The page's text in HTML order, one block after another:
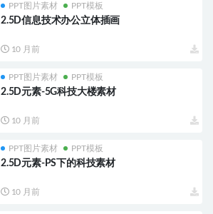
PPT图片素材 PPT模板
2.5D信息技术办公立体插画
10 月前
PPT图片素材 PPT模板
2.5D元素-5G科技大楼素材
10 月前
PPT图片素材 PPT模板
2.5D元素-PS下的科技素材
10 月前